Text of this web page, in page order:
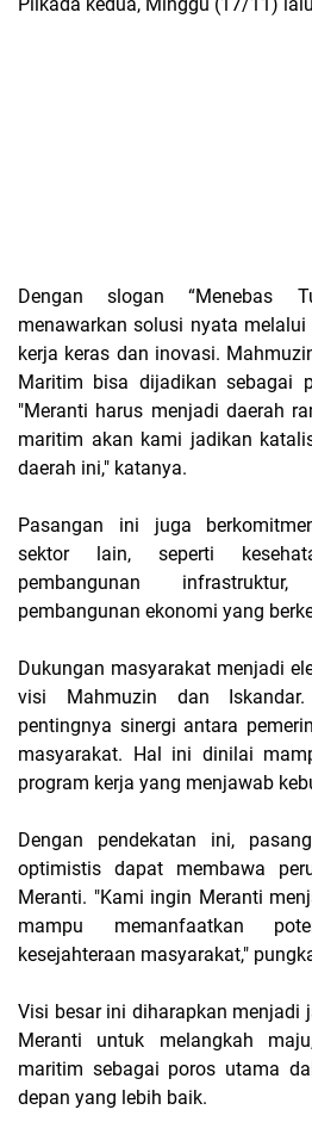
Pilkada kedua, Minggu (17/11)
Dengan slogan “Menebas
menawarkan solusi nyata
kerja keras dan inovasi.
Maritim bisa dijadikan sebagai
"Meranti harus menjadi daerah
maritim akan kami jadikan
daerah ini," katanya.
Pasangan ini juga
sektor lain, seperti
pembangunan
pembangunan ekonomi yang
Dukungan masyarakat menjadi
visi Mahmuzin dan Iskandar.
pentingnya sinergi antara
masyarakat. Hal ini dinilai
program kerja yang menjawab
Dengan pendekatan ini,
optimistis dapat membawa
Meranti. "Kami ingin Meranti
mampu memanfaatkan
kesejahteraan masyarakat,"
Visi besar ini diharapkan menjadi
Meranti untuk melangkah
maritim sebagai poros utama
depan yang lebih baik.